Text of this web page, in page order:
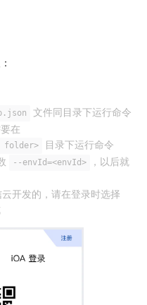
文件同目录下运行命令
在
folder>
目录下运行命令
--envId=<envId>
，以后就
开发的，请在登录时选择